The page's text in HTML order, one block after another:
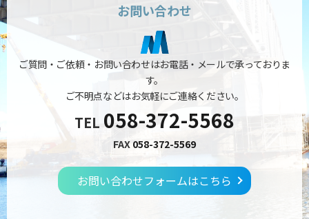
お問い合わせ
ご質問・ご依頼・お問い合わせはお電話・メールで承っておりま
す。
ご不明点などはお気軽にご連絡ください。
TEL 058-372-5568
FAX 058-372-5569
お問い合わせフォームはこちら